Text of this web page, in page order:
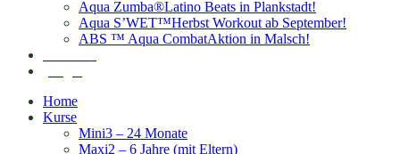
Aqua Zumba®Latino Beats in Plankstadt!
Aqua S’WET™Herbst Workout ab September!
ABS ™ Aqua CombatAktion in Malsch!
Home
Kurse
Mini3 – 24 Monate
Maxi2 – 6 Jahre (mit Eltern)